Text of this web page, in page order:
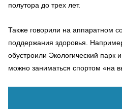
полутора до трех лет.
Также говорили на аппаратном
поддержания здоровья.
обустроили Экологический парк
можно заниматься спортом «на